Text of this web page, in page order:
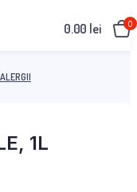
0.00 lei 0
1L